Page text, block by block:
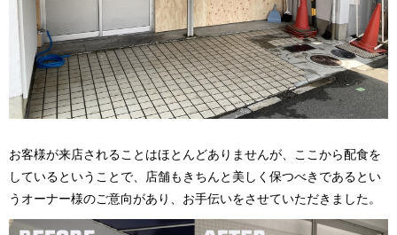
お客様が来店されることはほとんどありませんが、ここから配食を
しているということで、店舗もきちんと美しく保つべきであるとい
うオーナー様のご意向があり、お手伝いをさせていただきました。